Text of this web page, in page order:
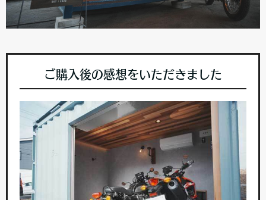
ご購入後の感想をいただきました